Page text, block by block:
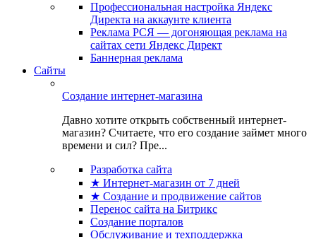
Профессиональная настройка Яндекс
Директа на аккаунте клиента
Реклама РСЯ — догоняющая реклама на
сайтах сети Яндекс Директ
Баннерная реклама
Сайты
Создание интернет-магазина
Давно хотите открыть собственный интернет-
магазин? Считаете, что его создание займет много
времени и сил? Пре...
Разработка сайта
★ Интернет-магазин от 7 дней
★ Создание и продвижение сайтов
Перенос сайта на Битрикс
Создание порталов
Обслуживание и техподдержка